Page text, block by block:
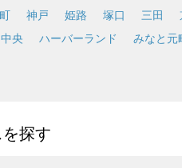
神戸 姫路 塚口 三田
央 ハーバーランド みなと元
探す